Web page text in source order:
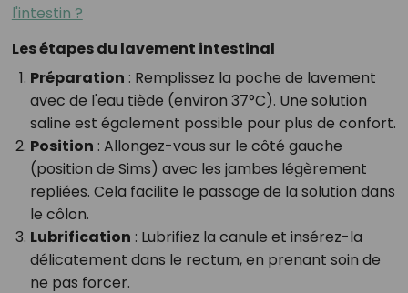
l'intestin ?
Les étapes du lavement intestinal
Préparation : Remplissez la poche de lavement
avec de l'eau tiède (environ 37°C). Une solution
saline est également possible pour plus de confort.
Position : Allongez-vous sur le côté gauche
(position de Sims) avec les jambes légèrement
repliées. Cela facilite le passage de la solution dans
le côlon.
Lubrification : Lubrifiez la canule et insérez-la
délicatement dans le rectum, en prenant soin de
ne pas forcer.